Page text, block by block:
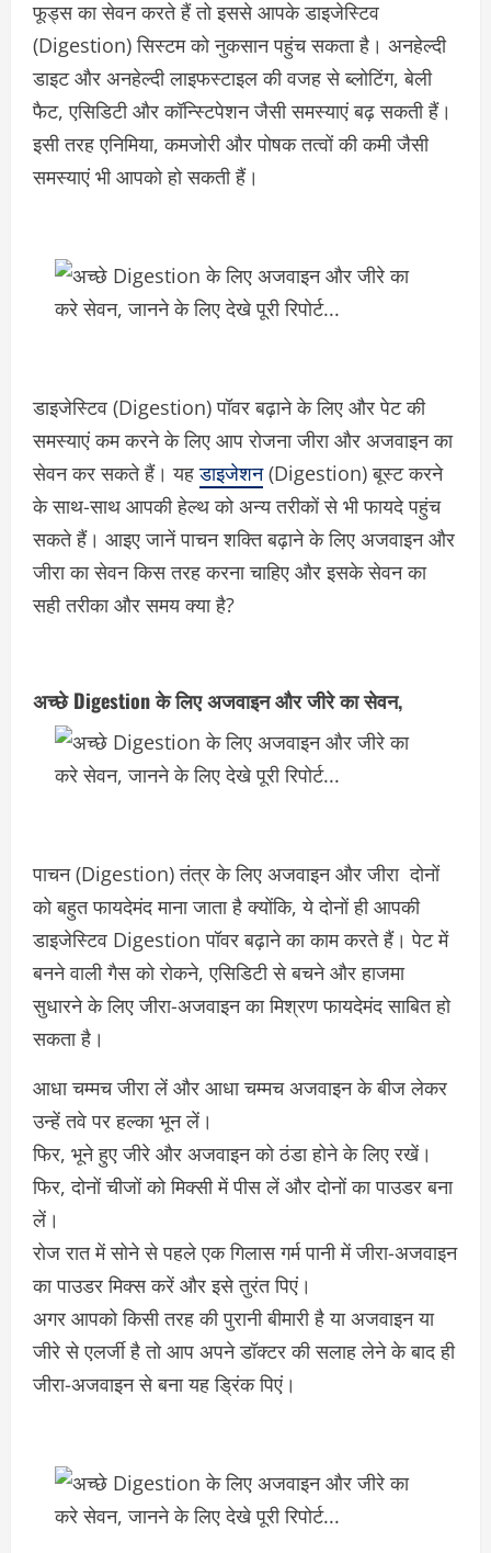
फूड्स का सेवन करते हैं तो इससे आपके डाइजेस्टिव
(Digestion) सिस्टम को नुकसान पहुंच सकता है। अनहेल्दी
डाइट और अनहेल्दी लाइफस्टाइल की वजह से ब्लोटिंग, बेली
फैट, एसिडिटी और कॉन्स्टिपेशन जैसी समस्याएं बढ़ सकती हैं।
इसी तरह एनिमिया, कमजोरी और पोषक तत्वों की कमी जैसी
समस्याएं भी आपको हो सकती हैं।
डाइजेस्टिव (Digestion) पॉवर बढ़ाने के लिए और पेट की
समस्याएं कम करने के लिए आप रोजना जीरा और अजवाइन का
सेवन कर सकते हैं। यहडाइजेशन(Digestion) बूस्ट करने
के साथ-साथ आपकी हेल्थ को अन्य तरीकों से भी फायदे पहुंच
सकते हैं। आइए जानें पाचन शक्ति बढ़ाने के लिए अजवाइन और
जीरा का सेवन किस तरह करना चाहिए और इसके सेवन का
सही तरीका और समय क्या है?
अच्छे Digestion के लिए अजवाइन और जीरे का सेवन,
पाचन (Digestion) तंत्र के लिए अजवाइन और जीरा दोनों
को बहुत फायदेमंद माना जाता है क्योंकि, ये दोनों ही आपकी
डाइजेस्टिव Digestion पॉवर बढ़ाने का काम करते हैं। पेट में
बनने वाली गैस को रोकने, एसिडिटी से बचने और हाजमा
सुधारने के लिए जीरा-अजवाइन का मिश्रण फायदेमंद साबित हो
सकता है।
आधा चम्मच जीरा लें और आधा चम्मच अजवाइन के बीज लेकर
उन्हें तवे पर हल्का भून लें।
फिर, भूने हुए जीरे और अजवाइन को ठंडा होने के लिए रखें।
फिर, दोनों चीजों को मिक्सी में पीस लें और दोनों का पाउडर बना
लें।
रोज रात में सोने से पहले एक गिलास गर्म पानी में जीरा-अजवाइन
का पाउडर मिक्स करें और इसे तुरंत पिएं।
अगर आपको किसी तरह की पुरानी बीमारी है या अजवाइन या
जीरे से एलर्जी है तो आप अपने डॉक्टर की सलाह लेने के बाद ही
जीरा-अजवाइन से बना यह ड्रिंक पिएं।